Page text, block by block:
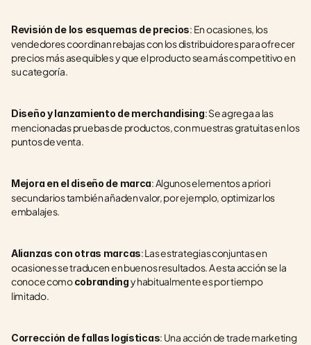
Revisión de los esquemas de precios: En ocasiones, los
vendedores coordinan rebajas con los distribuidores para ofrecer
precios más asequibles y que el producto sea más competitivo en
su categoría.
Diseño y lanzamiento de merchandising: Se agrega a las
mencionadas pruebas de productos, con muestras gratuitas en los
puntos de venta.
Mejora en el diseño de marca: Algunos elementos a priori
secundarios también añaden valor, por ejemplo, optimizar los
embalajes.
Alianzas con otras marcas: Las estrategias conjuntas en
ocasiones se traducen en buenos resultados. A esta acción se la
conoce como cobranding y habitualmente es por tiempo
limitado.
Corrección de fallas logísticas: Una acción de trade marketing